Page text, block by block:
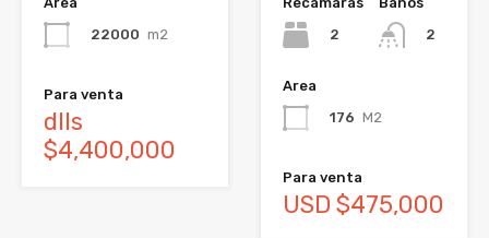
22000 m2
Para venta
dlls
$4,400,000
2
2
Area
176 M2
Para venta
USD $475,000